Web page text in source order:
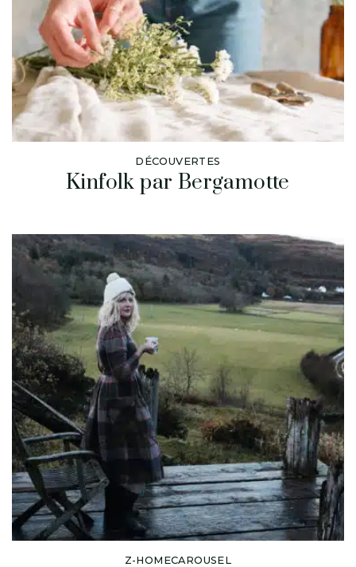
DÉCOUVERTES
Kinfolk par Bergamotte
Z-HOMECAROUSEL